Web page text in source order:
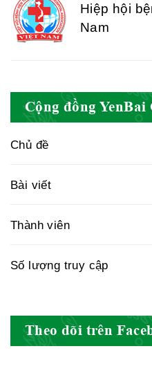
Hiệp hội
Nam
Cục quản
BYT
Hiệp hội
Hội Đông Y
Cộng đồng YenBai
Chủ đề
Bài viết
Thành viên
Số lượng truy cập
Theo dõi trên